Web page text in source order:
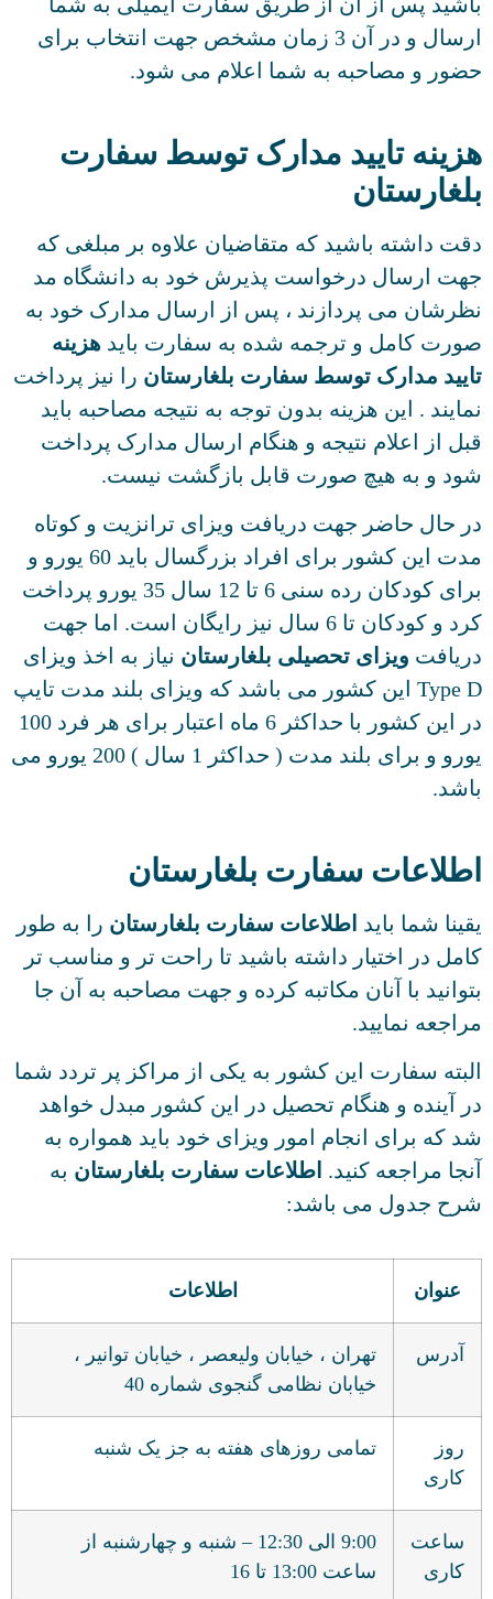
ارسال و در آن 3 زمان مشخص جهت انتخاب برای
و مصاحبه به شما اعلام می شود.
تایید مدارک توسط سفارت
داشته باشید که متقاضیان علاوه بر مبلغی که
ارسال درخواست پذیرش خود به دانشگاه مد
می پردازند ، پس از ارسال مدارک خود به
کامل و ترجمه شده به سفارت بایدهزینه
مدارک توسط سفارت بلغارستانرا نیز پرداخت
. این هزینه بدون توجه به نتیجه مصاحبه باید
از اعلام نتیجه و هنگام ارسال مدارک پرداخت
و به هیچ صورت قابل بازگشت نیست.
حال حاضر جهت دریافت ویزای ترانزیت و کوتاه
مدت این کشور برای افراد بزرگسال باید 60 یورو و
برای کودکان رده سنی 6 تا 12 سال 35 یورو پرداخت
کرد و کودکان تا 6 سال نیز رایگان است. اما جهت
ویزای تحصیلی بلغارستاننیاز به اخذ ویزای
Type D این کشور می باشد که ویزای بلند مدت تایپ
در این کشور با حداکثر 6 ماه اعتبار برای هر فرد 100
یورو و برای بلند مدت ( حداکثر 1 سال ) 200 یورو می
سفارت بلغارستان
شما بایداطلاعات سفارت بلغارستانرا به طور
در اختیار داشته باشید تا راحت تر و مناسب تر
با آنان مکاتبه کرده و جهت مصاحبه به آن جا
نمایید.
سفارت این کشور به یکی از مراکز پر تردد شما
آینده و هنگام تحصیل در این کشور مبدل خواهد
که برای انجام امور ویزای خود باید همواره به
مراجعه کنید.اطلاعات سفارت بلغارستانبه
جدول می باشد:
عنوان اطلاعات
آدرس
تهران ، خیابان ولیعصر ، خیابان توانیر ،
خیابان نظامی گنجوی شماره 40
روز
کاری
تمامی روزهای هفته به جز یک شنبه
ساعت
کاری
9:00 الی 12:30 – شنبه و چهارشنبه از
ساعت 13:00 تا 16